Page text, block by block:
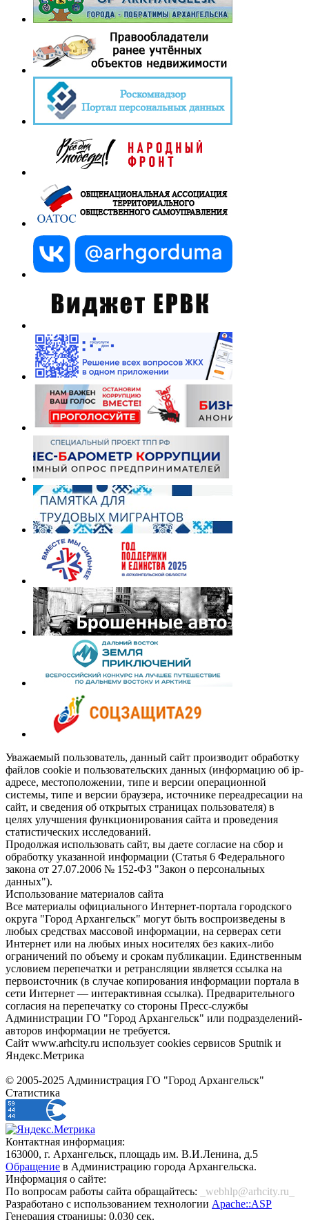
Уважаемый пользователь, данный сайт производит обработку
файлов cookie и пользовательских данных (информацию об ip-
адресе, местоположении, типе и версии операционной
системы, типе и версии браузера, источнике переадресации на
сайт, и сведения об открытых страницах пользователя) в
целях улучшения функционирования сайта и проведения
статистических исследований.
Продолжая использовать сайт, вы даете согласие на сбор и
обработку указанной информации (Статья 6 Федерального
закона от 27.07.2006 № 152-ФЗ "Закон о персональных
данных").
Использование материалов сайта
Все материалы официального Интернет-портала городского
округа "Город Архангельск" могут быть воспроизведены в
любых средствах массовой информации, на серверах сети
Интернет или на любых иных носителях без каких-либо
ограничений по объему и срокам публикации. Единственным
условием перепечатки и ретрансляции является ссылка на
первоисточник (в случае копирования информации портала в
сети Интернет — интерактивная ссылка). Предварительного
согласия на перепечатку со стороны Пресс-службы
Администрации ГО "Город Архангельск" или подразделений-
авторов информации не требуется.
Сайт www.arhcity.ru использует cookies сервисов Sputnik и
Яндекс.Метрика
© 2005-2025 Администрация ГО "Город Архангельск"
Статистика
Контактная информация:
163000, г. Архангельск, площадь им. В.И.Ленина, д.5
Обращение в Администрацию города Архангельска.
Информация о сайте:
По вопросам работы сайта обращайтесь:
_webhlp@arhcity.ru_
Разработано с использованием технологии Apache::ASP
Генерация страницы: 0.030 сек.